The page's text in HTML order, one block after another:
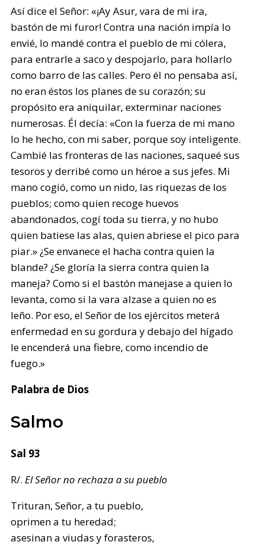
Así dice el Señor: «¡Ay Asur, vara de mi ira,
bastón de mi furor! Contra una nación impía lo
envié, lo mandé contra el pueblo de mi cólera,
para entrarle a saco y despojarlo, para hollarlo
como barro de las calles. Pero él no pensaba así,
no eran éstos los planes de su corazón; su
propósito era aniquilar, exterminar naciones
numerosas. Él decía: «Con la fuerza de mi mano
lo he hecho, con mi saber, porque soy inteligente.
Cambié las fronteras de las naciones, saqueé sus
tesoros y derribé como un héroe a sus jefes. Mi
mano cogió, como un nido, las riquezas de los
pueblos; como quien recoge huevos
abandonados, cogí toda su tierra, y no hubo
quien batiese las alas, quien abriese el pico para
piar.» ¿Se envanece el hacha contra quien la
blande? ¿Se gloría la sierra contra quien la
maneja? Como si el bastón manejase a quien lo
levanta, como si la vara alzase a quien no es
leño. Por eso, el Señor de los ejércitos meterá
enfermedad en su gordura y debajo del hígado
le encenderá una fiebre, como incendio de
fuego.»
Palabra de Dios
Salmo
Sal 93
R/.El Señor no rechaza a su pueblo
Trituran, Señor, a tu pueblo,
oprimen a tu heredad;
asesinan a viudas y forasteros,